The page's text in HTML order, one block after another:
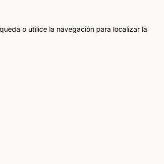
o utilice la navegación para localizar la